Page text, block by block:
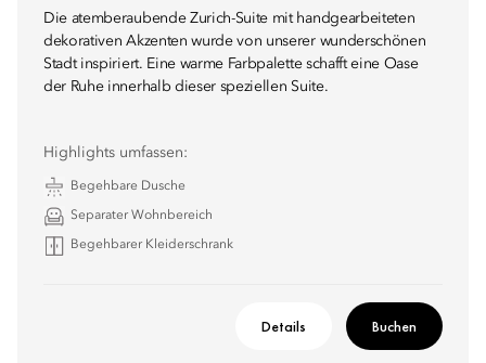
Die atemberaubende Zurich-Suite mit handgearbeiteten
dekorativen Akzenten wurde von unserer wunderschönen
Stadt inspiriert. Eine warme Farbpalette schafft eine Oase
der Ruhe innerhalb dieser speziellen Suite.
Highlights umfassen:
Begehbare Dusche
Separater Wohnbereich
Begehbarer Kleiderschrank
Details Buchen